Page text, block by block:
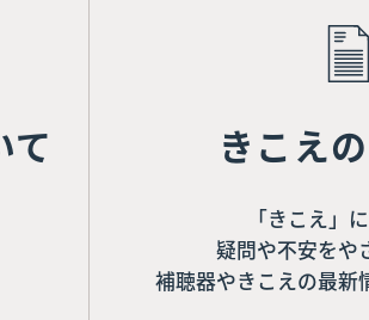
て きこえ
「きこえ」
疑問や不安をや
補聴器やきこえの最新